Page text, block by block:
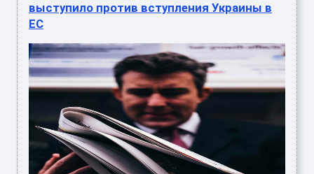
выступило против вступления Украины в
ЕС